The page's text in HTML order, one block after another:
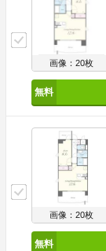
画像：20枚
画像：20枚